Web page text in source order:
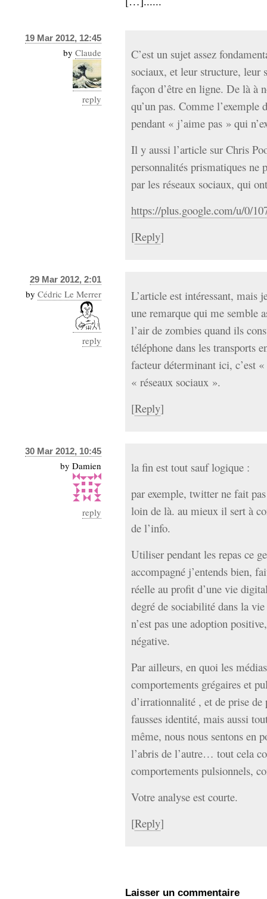
19 Mar 2012, 12:45
by Claude
reply
C’est un sujet assez
sociaux, et leur structure, leur
façon d’être en ligne. De là à
qu’un pas. Comme
pendant « j’aime pas » qui
Il y aussi l’article sur Chris
personnalités prismatiques ne
par les réseaux sociaux, qui
https://plus.google.com/u/0/
[Reply]
29 Mar 2012, 2:01
by Cédric Le Merrer
reply
L’article est intéressant, mais
une remarque qui me semble
l’air de zombies quand ils
téléphone dans les transports
facteur déterminant ici, c’est
« réseaux sociaux ».
[Reply]
30 Mar 2012, 10:45
by Damien
reply
la fin est tout sauf logique :
par exemple, twitter ne fait
loin de là. au mieux il sert à
de l’info.
Utiliser pendant les repas ce
accompagné j’entends bien,
réelle au profit d’une vie
degré de sociabilité dans la
n’est pas une adoption
négative.
Par ailleurs, en quoi les
comportements grégaires et
d’irrationnalité , et de prise
fausses identité, mais aussi
même, nous nous sentons en
l’abris de l’autre… tout cela
comportements pulsionnels,
Votre analyse est courte.
[Reply]
Laisser un commentaire